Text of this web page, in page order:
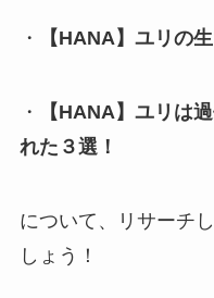
・ 【HANA】ユリの
・
【HANA】ユリは
れた３選！
について、リサーチ
しょう！